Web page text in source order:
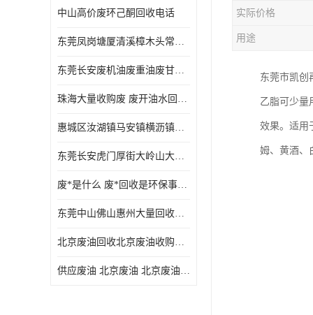
废三氯乙烯回收
废混合溶剂回收
中山高价废环己酮回收电话
东莞凤岗塘厦清溪樟木头常平废液压油 废火花机油 废 废切削油 废齿轮油 废导轨油 废螺杆油
东莞长安废机油废重油废甘油废矿物油废燃料油废废润滑油废火花机油废油废齿轮油
珠海大量收购废 废开油水回收废酒精废废乙酯胶水废洗枪水废开油水废二废三氯丁脂乙脂废甲
惠城区汝湖镇马安镇横沥镇芦洲镇 惠阳新圩镇镇镇沙田镇废机油废液压油废润滑油废废火花机油废白电油废废齿轮油废白矿油废变压器油废燃料油
东莞长安虎门厚街大岭山大量回收废开油水废洗枪水废稀释剂
废*是什么 废*回收是环保事业吗
东莞中山佛山惠州大量回收废机油，废液压油，废润滑油，废，废火花机油，废白电油，废，废齿轮油，废白矿油，废变压器油，废燃料油，废切削油
北京废油回收北京废油收购再生注意的事项
供应废油 北京废油 北京废油回收 废油收购
实际价格
用途
东莞市凯创
乙脂可少量
效果。适用
姆、黄酒、